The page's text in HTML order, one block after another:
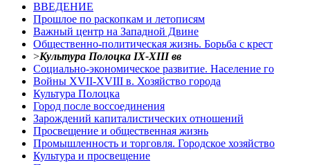
ВВЕДЕНИЕ
Прошлое по раскопкам и летописям
Важный центр на Западной Двине
Общественно-политическая жизнь. Борьба с крест
>Культура Полоцка IX-XIII вв
Социально-экономическое развитие. Население го
Войны XVII-XVIII в. Хозяйство города
Культура Полоцка
Город после воссоединения
Зарождений капиталистических отношений
Просвещение и общественная жизнь
Промышленность и торговля. Городское хозяйство
Культура и просвещение